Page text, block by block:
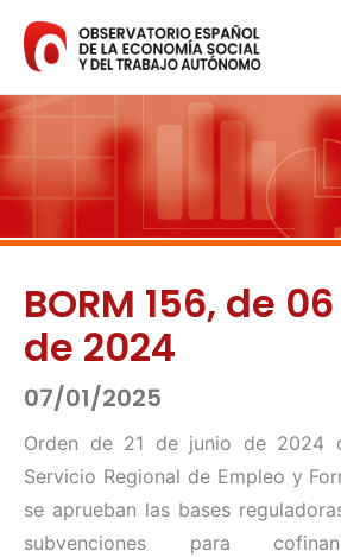
contenido
BORM 156, de
de 2024
07/01/2025
Orden de 21 de junio de 2024
Servicio Regional de Empleo y
se aprueban las bases
subvenciones para